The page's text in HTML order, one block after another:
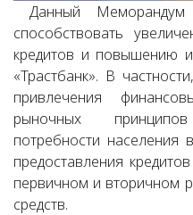
Данный Меморандум
способствовать
кредитов и повышению
«Трастбанк». В
привлечения
рыночных
потребности населения
предоставления
первичном и вторичном
средств.